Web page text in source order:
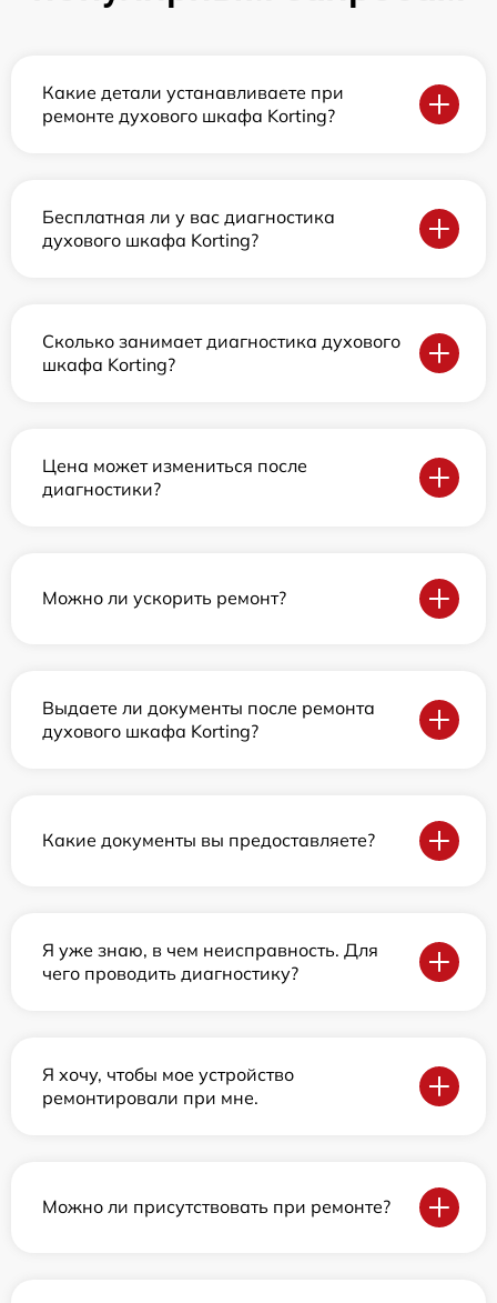
Какие детали устанавливаете при
ремонте духового шкафа Korting?
Бесплатная ли у вас диагностика
духового шкафа Korting?
Сколько занимает диагностика духового
шкафа Korting?
Цена может измениться после
диагностики?
Можно ли ускорить ремонт?
Выдаете ли документы после ремонта
духового шкафа Korting?
Какие документы вы предоставляете?
Я уже знаю, в чем неисправность. Для
чего проводить диагностику?
Я хочу, чтобы мое устройство
ремонтировали при мне.
Можно ли присутствовать при ремонте?